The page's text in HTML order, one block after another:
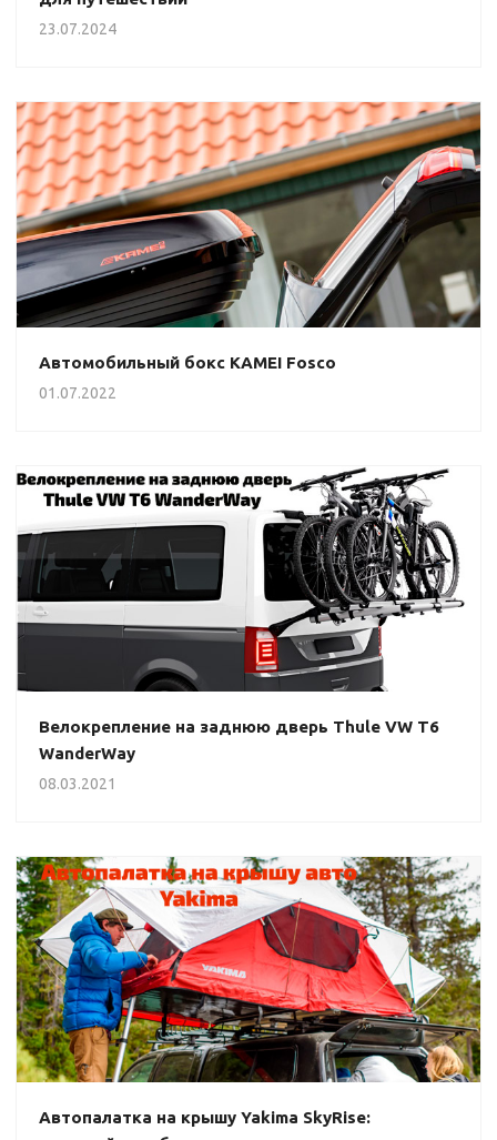
23.07.2024
Автомобильный бокс KAMEI Fosco
01.07.2022
Велокрепление на заднюю дверь Thule VW T6
WanderWay
08.03.2021
Автопалатка на крышу Yakima SkyRise: